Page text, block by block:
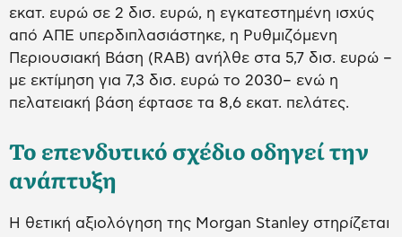
εκατ. ευρώ σε 2 δισ. ευρώ, η εγκατεστημένη ισχύς
από ΑΠΕ υπερδιπλασιάστηκε, η Ρυθμιζόμενη
Περιουσιακή Βάση (RAB) ανήλθε στα 5,7 δισ. ευρώ –
με εκτίμηση για 7,3 δισ. ευρώ το 2030– ενώ η
πελατειακή βάση έφτασε τα 8,6 εκατ. πελάτες.
Το επενδυτικό σχέδιο οδηγεί την
ανάπτυξη
Η θετική αξιολόγηση της Morgan Stanley στηρίζεται